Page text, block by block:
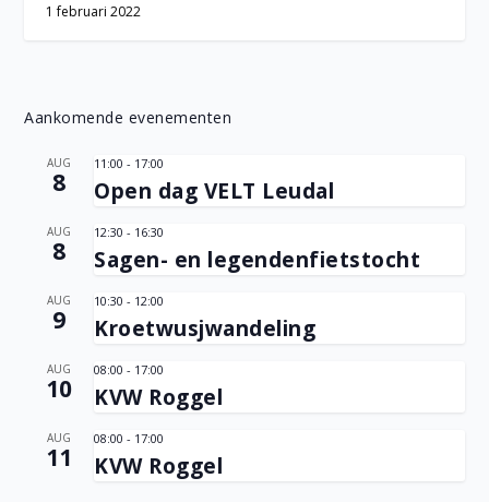
1 februari 2022
Aankomende evenementen
AUG
8
11:00 - 17:00
Open dag VELT Leudal
AUG
8
12:30 - 16:30
Sagen- en legendenfietstocht
AUG
9
10:30 - 12:00
Kroetwusjwandeling
AUG
10
08:00 - 17:00
KVW Roggel
AUG
11
08:00 - 17:00
KVW Roggel